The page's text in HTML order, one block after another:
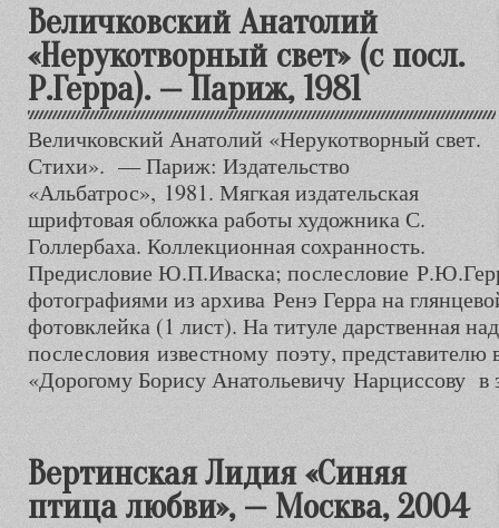
Величковский Анатолий
«Нерукотворный свет» (с посл.
Р.Герра). — Париж, 1981
Величковский Анатолий «Нерукотворный свет.
Стихи». — Париж: Издательство
«Альбатрос», 1981. Мягкая издательская
шрифтовая обложка работы художника С.
Голлербаха. Коллекционная сохранность.
Предисловие Ю.П.Иваска; послесловие
фотографиями из архива Ренэ Герра на
фотовклейка (1 лист). На титуле дарственная
послесловия известному поэту,
«Дорогому Борису Анатольевичу Нарциссову
Вертинская Лидия «Синяя
птица любви», — Москва, 2004